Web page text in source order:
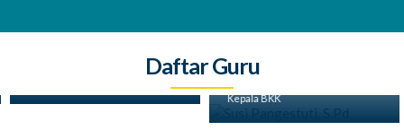
Daftar Guru
Kepala BKK